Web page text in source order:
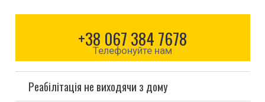
+38 067 384 7678
Телефонуйте нам
Реабілітація не виходячи з дому